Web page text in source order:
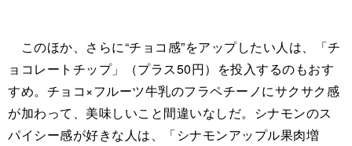
このほか、さらに“チョコ感”をアップしたい人は、「チ
ョコレートチップ」（プラス50円）を投入するのもおす
すめ。チョコ×フルーツ牛乳のフラペチーノにサクサク感
が加わって、美味しいこと間違いなしだ。シナモンのス
パイシー感が好きな人は、「シナモンアップル果肉増